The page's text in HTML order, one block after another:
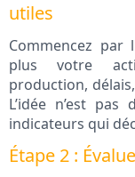
utiles
Commencez
plus votre
production,
L’idée n’est
indicateurs qui
Étape 2 :